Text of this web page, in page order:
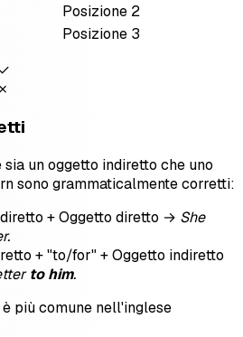
Posizione 2
Posizione 3
✓
✗
un oggetto indiretto che uno
sono grammaticalmente corretti:
+ Oggetto diretto → She
+ "to/for" + Oggetto indiretto
to him.
più comune nell'inglese